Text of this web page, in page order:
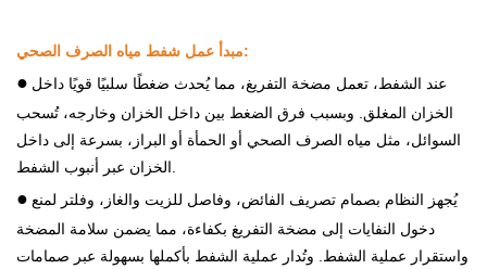
مبدأ عمل شفط مياه الصرف الصحي:
● عند الشفط، تعمل مضخة التفريغ، مما يُحدث ضغطًا سلبيًا قويًا داخل
الخزان المغلق. وبسبب فرق الضغط بين داخل الخزان وخارجه، تُسحب
السوائل، مثل مياه الصرف الصحي أو الحمأة أو البراز، بسرعة إلى داخل
● يُجهز النظام بصمام تصريف الفائض، وفاصل للزيت والغاز، وفلتر لمنع
دخول النفايات إلى مضخة التفريغ بكفاءة، مما يضمن سلامة المضخة
واستقرار عملية الشفط. وتُدار عملية الشفط بأكملها بسهولة عبر صمامات